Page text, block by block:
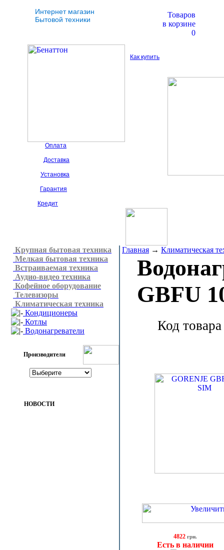
Интернет магазин
Бытовой техники
Товаров
в корзине
0
Как купить
Оплата
Доставка
Установка
Гарантия
Кредит
Крупная бытовая техника
Мелкая бытовая техника
Встраиваемая техника
Аудио-видео техника
Кофейное оборудование
Телевизоры
Климатическая техника
Кондиционеры
Котлы
Водонагреватели
Производители
НОВОСТИ
Главная → Климатическая
GBFU
Код
4822 грн.
Есть в наличии